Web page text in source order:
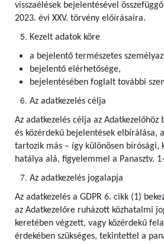
visszaélések bejelentésével
2023. évi XXV. törvény előírásaira.
Kezelt adatok köre
a bejelentő természetes
bejelentő elérhetősége,
bejelentésében foglalt további
Az adatkezelés célja
Az adatkezelés célja az Adatkezelőhöz
és közérdekű bejelentések elbírálása,
tartozik más – így különösen bírósági,
hatálya alá, figyelemmel a Panasztv.
Az adatkezelés jogalapja
Az adatkezelés a GDPR 6. cikk (1)
az Adatkezelőre ruházott közhatalmi
keretében végzett, vagy közérdekű
érdekében szükséges, tekintettel a